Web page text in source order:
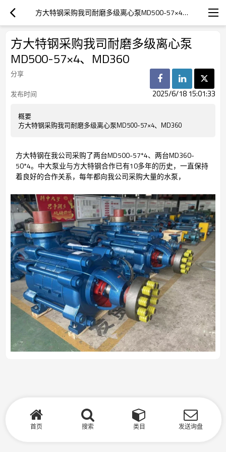
方大特钢采购我司耐磨多级离心泵MD500-57×4、MD360
方大特钢采购我司耐磨多级离心泵
MD500-57×4、MD360
分享
发布时间
2025/6/18 15:01:33
概要
方大特钢采购我司耐磨多级离心泵MD500-57×4、MD360
方大特钢在我公司采购了两台MD500-57*4、两台MD360-
50*4。中大泵业与方大特钢合作已有10多年的历史，一直保持
着良好的合作关系，每年都向我公司采购大量的水泵，
首页 搜索 类目 发送询盘